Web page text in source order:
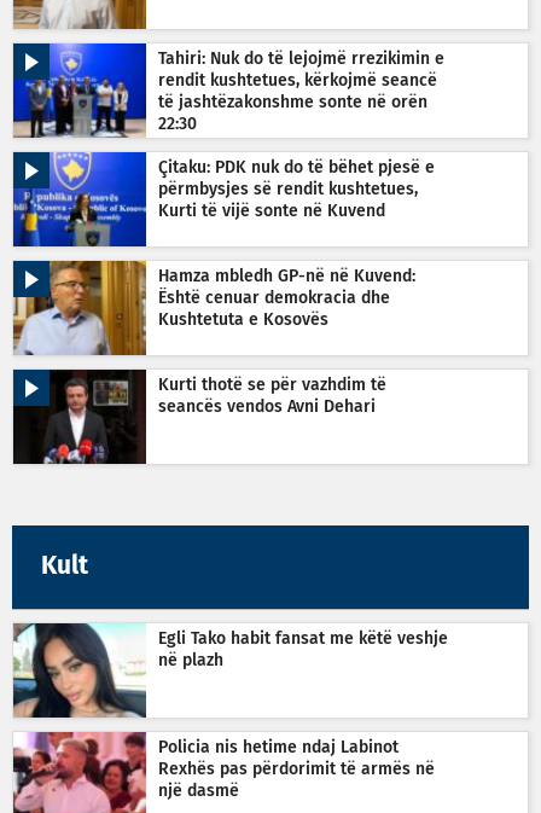
Tahiri: Nuk do të lejojmë rrezikimin e
rendit kushtetues, kërkojmë seancë
të jashtëzakonshme sonte në orën
22:30
Çitaku: PDK nuk do të bëhet pjesë e
përmbysjes së rendit kushtetues,
Kurti të vijë sonte në Kuvend
Hamza mbledh GP-në në Kuvend:
Është cenuar demokracia dhe
Kushtetuta e Kosovës
Kurti thotë se për vazhdim të
seancës vendos Avni Dehari
Kult
Egli Tako habit fansat me këtë veshje
në plazh
Policia nis hetime ndaj Labinot
Rexhës pas përdorimit të armës në
një dasmë